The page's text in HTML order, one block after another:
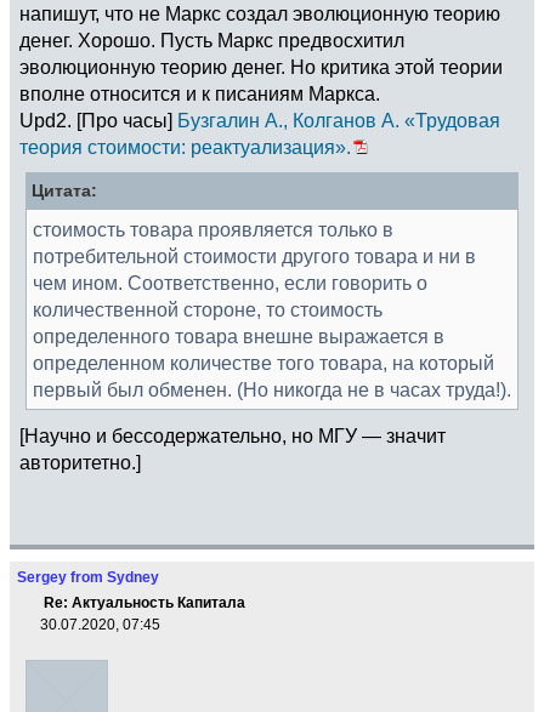
напишут, что не Маркс создал эволюционную теорию
денег. Хорошо. Пусть Маркс предвосхитил
эволюционную теорию денег. Но критика этой теории
вполне относится и к писаниям Маркса.
Upd2. [Про часы] Бузгалин А., Колганов А. «Трудовая
теория стоимости: реактуализация».
Цитата:
стоимость товара проявляется только в
потребительной стоимости другого товара и ни в
чем ином. Соответственно, если говорить о
количественной стороне, то стоимость
определенного товара внешне выражается в
определенном количестве того товара, на который
первый был обменен. (Но никогда не в часах труда!).
[Научно и бессодержательно, но МГУ — значит
авторитетно.]
Sergey from Sydney
Re: Актуальность Капитала
30.07.2020, 07:45